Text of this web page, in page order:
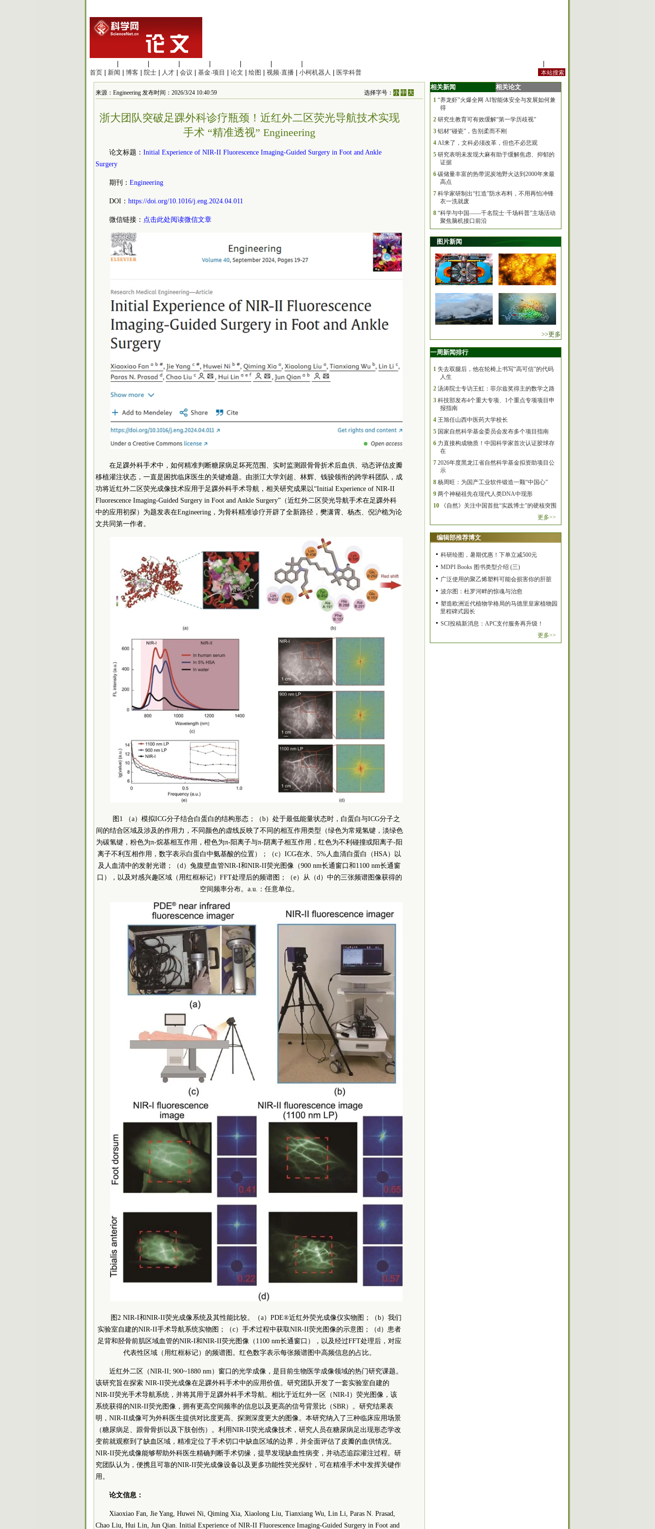
首页
新闻 博客 院士 人才 会议 基金·项目 论文 绘图 视频·直播 小柯机器人 医学科普
来源：Engineering 发布时间：2026/3/24 10:40:59 选择字号：小 中 大
浙大团队突破足踝外科诊疗瓶颈！近红外二区荧光导航技术实现
手术 “精准透视” Engineering
论文标题： Initial Experience of NIR-II Fluorescence Imaging-Guided Surgery in Foot and Ankle
Surgery
期刊： Engineering
DOI： https://doi.org/10.1016/j.eng.2024.04.011
微信链接： 点击此处阅读微信文章
在足踝外科手术中，如何精准判断糖尿病足坏死范围、实时监测跟骨骨折术后血供、动态评估皮瓣
移植灌注状态，一直是困扰临床医生的关键难题。由浙江大学刘超、林辉、钱骏领衔的跨学科团队，成
功将近红外二区荧光成像技术应用于足踝外科手术导航，相关研究成果以“Initial Experience of NIR-II
Fluorescence Imaging-Guided Surgery in Foot and Ankle Surgery”（近红外二区荧光导航手术在足踝外科
中的应用初探）为题发表在Engineering，为骨科精准诊疗开辟了全新路径，樊潇霄、杨杰、倪沪桅为论
文共同第一作者。
图1 （a）模拟ICG分子结合白蛋白的结构形态；（b）处于最低能量状态时，白蛋白与ICG分子之
间的结合区域及涉及的作用力，不同颜色的虚线反映了不同的相互作用类型（绿色为常规氢键，淡绿色
为碳氢键，粉色为π-烷基相互作用，橙色为π-阳离子与π-阴离子相互作用，红色为不利碰撞或阳离子-阳
离子不利互相作用，数字表示白蛋白中氨基酸的位置）；（c）ICG在水、5%人血清白蛋白（HSA）以
及人血清中的发射光谱；（d）兔腹壁血管NIR-I和NIR-II荧光图像（900 nm长通窗口和1100 nm长通窗
口），以及对感兴趣区域（用红框标记）FFT处理后的频谱图；（e）从（d）中的三张频谱图像获得的
空间频率分布。a.u.：任意单位。
图2 NIR-I和NIR-II荧光成像系统及其性能比较。（a）PDE®近红外荧光成像仪实物图；（b）我们
实验室自建的NIR-II手术导航系统实物图；（c）手术过程中获取NIR-II荧光图像的示意图；（d）患者
足背和胫骨前肌区域血管的NIR-I和NIR-II荧光图像（1100 nm长通窗口），以及经过FFT处理后，对应
代表性区域（用红框标记）的频谱图。红色数字表示每张频谱图中高频信息的占比。
近红外二区（NIR-II; 900~1880 nm）窗口的光学成像，是目前生物医学成像领域的热门研究课题。
该研究旨在探索 NIR-II荧光成像在足踝外科手术中的应用价值。研究团队开发了一套实验室自建的
NIR-II荧光手术导航系统，并将其用于足踝外科手术导航。相比于近红外一区（NIR-I）荧光图像，该
系统获得的NIR-II荧光图像，拥有更高空间频率的信息以及更高的信号背景比（SBR）。研究结果表
明，NIR-II成像可为外科医生提供对比度更高、探测深度更大的图像。本研究纳入了三种临床应用场景
（糖尿病足、跟骨骨折以及下肢创伤）。利用NIR-II荧光成像技术，研究人员在糖尿病足出现形态学改
变前就观察到了缺血区域，精准定位了手术切口中缺血区域的边界，并全面评估了皮瓣的血供情况。
NIR-II荧光成像能够帮助外科医生精确判断手术切缘，提早发现缺血性病变，并动态追踪灌注过程。研
究团队认为，便携且可靠的NIR-II荧光成像设备以及更多功能性荧光探针，可在精准手术中发挥关键作
用。
论文信息：
Xiaoxiao Fan, Jie Yang, Huwei Ni, Qiming Xia, Xiaolong Liu, Tianxiang Wu, Lin Li, Paras N. Prasad,
Chao Liu, Hui Lin, Jun Qian. Initial Experience of NIR-II Fluorescence Imaging-Guided Surgery in Foot and
相关新闻 相关论文
1 “养龙虾”火爆全网 AI智能体安全与发展如何兼
得
2 研究生教育可有效缓解“第一学历歧视”
3 铝材“碰瓷”，告别柔而不刚
4 AI来了，文科必须改革，但也不必悲观
5 研究表明未发现大麻有助于缓解焦虑、抑郁的
证据
6 碳储量丰富的热带泥炭地野火达到2000年来最
高点
7 科学家研制出“扛造”防水布料，不用再怕冲锋
衣一洗就废
8 “科学与中国——千名院士·千场科普”主场活动
聚焦脑机接口前沿
图片新闻
>>更多
一周新闻排行
1 失去双腿后，他在轮椅上书写“高可信”的代码
人生
2 汤涛院士专访王虹：菲尔兹奖得主的数学之路
3 科技部发布4个重大专项、1个重点专项项目申
报指南
4 王旭任山西中医药大学校长
5 国家自然科学基金委员会发布多个项目指南
6 力直接构成物质！中国科学家首次认证胶球存
在
7 2026年度黑龙江省自然科学基金拟资助项目公
示
8 杨周旺：为国产工业软件锻造一颗“中国心”
9 两个神秘祖先在现代人类DNA中现形
10
《自然》关注中国首批“实践博士”的硬核突围
更多>>
编辑部推荐博文
科研绘图，暑期优惠！下单立减500元
MDPI Books 图书类型介绍 (三)
广泛使用的聚乙烯塑料可能会损害你的肝脏
波尔图：杜罗河畔的惊魂与治愈
塑造欧洲近代植物学格局的马德里皇家植物园
里程碑式园长
SCI投稿新消息：APC支付服务再升级！
更多>>